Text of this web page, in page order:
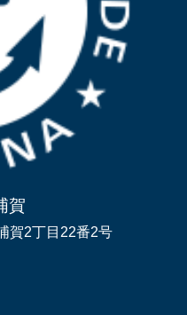
賀
賀2丁目22番2号